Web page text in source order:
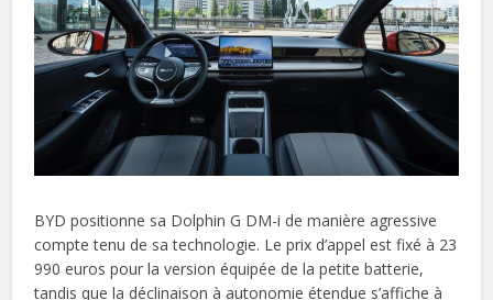
BYD positionne sa Dolphin G DM-i de manière agressive
compte tenu de sa technologie. Le prix d’appel est fixé à 23
990 euros pour la version équipée de la petite batterie,
tandis que la déclinaison à autonomie étendue s’affiche à